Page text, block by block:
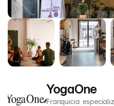
YogaOne
Franquicia